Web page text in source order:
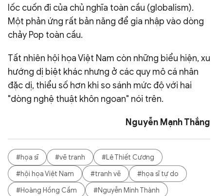
lốc cuốn đi của chủ nghĩa toàn cầu (globalism).
Một phản ứng rất bản năng để gia nhập vào dòng
chảy Pop toàn cầu.
Tất nhiên hội họa Việt Nam còn những biểu hiện, xu
hướng dị biệt khác nhưng ở các quy mô cá nhân
đặc dị, thiểu số hơn khi so sánh mức độ với hai
"dòng nghệ thuật khôn ngoan" nói trên.
Nguyễn Mạnh Thắng
#họa sĩ #vẽ tranh
#Lê Thiết Cương
#hội họa Việt Nam
#tranh vẽ
#họa sĩ tự do
#Hoàng Hồng Cầm
#Nguyễn Minh Thành